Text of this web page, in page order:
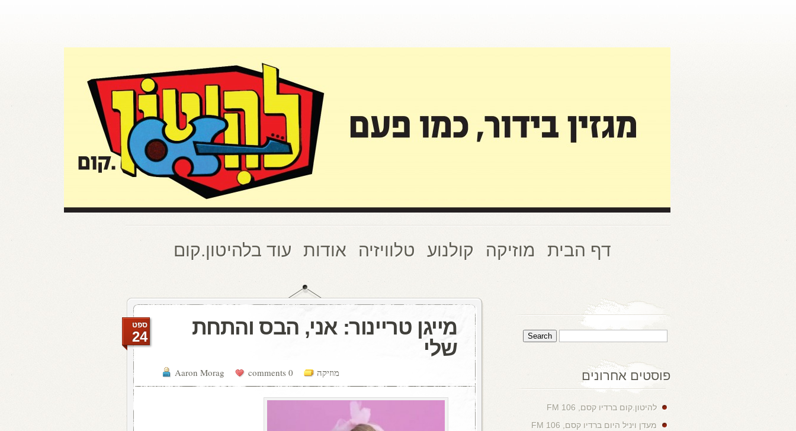
דף הבית מוזיקה קולנוע טלוויזיה אודות עוד בלהיטון.קום
מייגן טריינור: אני, הבס והתחת
שלי
Aaron Morag 0 comments מוזיקה
ספט
24
פוסטים אחרונים
להיטון.קום ברדיו קסם, 106 FM
מעדן ויניל היום ברדיו קסם, 106 FM